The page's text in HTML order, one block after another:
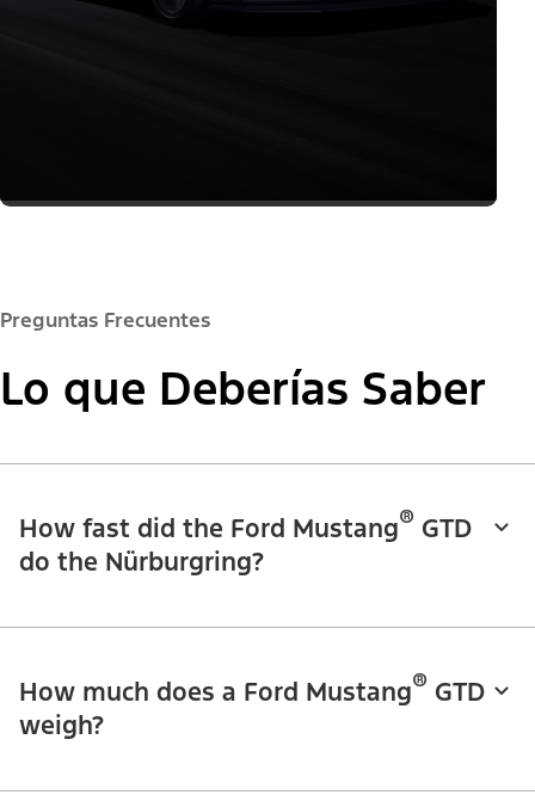
Preguntas Frecuentes
Lo que Deberías Saber
How fast did the Ford Mustang® GTD
do the Nürburgring?
How much does a Ford Mustang® GTD
weigh?